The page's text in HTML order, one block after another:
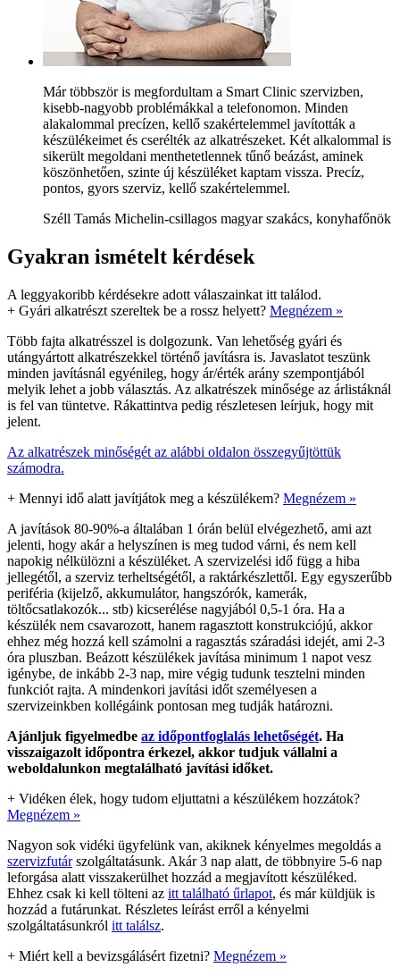
Már többször is megfordultam a Smart Clinic szervizben,
kisebb-nagyobb problémákkal a telefonomon. Minden
alakalommal precízen, kellő szakértelemmel javították a
készülékeimet és cserélték az alkatrészeket. Két alkalommal is
sikerült megoldani menthetetlennek tűnő beázást, aminek
köszönhetően, szinte új készüléket kaptam vissza. Precíz,
pontos, gyors szerviz, kellő szakértelemmel.
Széll Tamás Michelin-csillagos magyar szakács, konyhafőnök
Gyakran ismételt kérdések
A leggyakoribb kérdésekre adott válaszainkat itt találod.
+ Gyári alkatrészt szereltek be a rossz helyett? Megnézem »
Több fajta alkatrésszel is dolgozunk. Van lehetőség gyári és
utángyártott alkatrészekkel történő javításra is. Javaslatot teszünk
minden javításnál egyénileg, hogy ár/érték arány szempontjából
melyik lehet a jobb választás. Az alkatrészek minősége az árlistáknál
is fel van tüntetve. Rákattintva pedig részletesen leírjuk, hogy mit
jelent.
Az alkatrészek minőségét az alábbi oldalon összegyűjtöttük
számodra.
+ Mennyi idő alatt javítjátok meg a készülékem? Megnézem »
A javítások 80-90%-a általában 1 órán belül elvégezhető, ami azt
jelenti, hogy akár a helyszínen is meg tudod várni, és nem kell
napokig nélkülözni a készüléket. A szervizelési idő függ a hiba
jellegétől, a szerviz terheltségétől, a raktárkészlettől. Egy egyszerűbb
periféria (kijelző, akkumulátor, hangszórók, kamerák,
töltőcsatlakozók... stb) kicserélése nagyjából 0,5-1 óra. Ha a
készülék nem csavarozott, hanem ragasztott konstrukciójú, akkor
ehhez még hozzá kell számolni a ragasztás száradási idejét, ami 2-3
óra pluszban. Beázott készülékek javítása minimum 1 napot vesz
igénybe, de inkább 2-3 nap, mire végig tudunk tesztelni minden
funkciót rajta. A mindenkori javítási időt személyesen a
szervizeinkben kollégáink pontosan meg tudják határozni.
Ajánljuk figyelmedbe az időpontfoglalás lehetőségét. Ha
visszaigazolt időpontra érkezel, akkor tudjuk vállalni a
weboldalunkon megtalálható javítási időket.
+ Vidéken élek, hogy tudom eljuttatni a készülékem hozzátok?
Megnézem »
Nagyon sok vidéki ügyfelünk van, akiknek kényelmes megoldás a
szervizfutárszolgáltatásunk. Akár 3 nap alatt, de többnyire 5-6 nap
leforgása alatt visszakerülhet hozzád a megjavított készüléked.
Ehhez csak ki kell tölteni az itt található űrlapot, és már küldjük is
hozzád a futárunkat. Részletes leírást erről a kényelmi
szolgáltatásunkról itt találsz.
+ Miért kell a bevizsgálásért fizetni? Megnézem »